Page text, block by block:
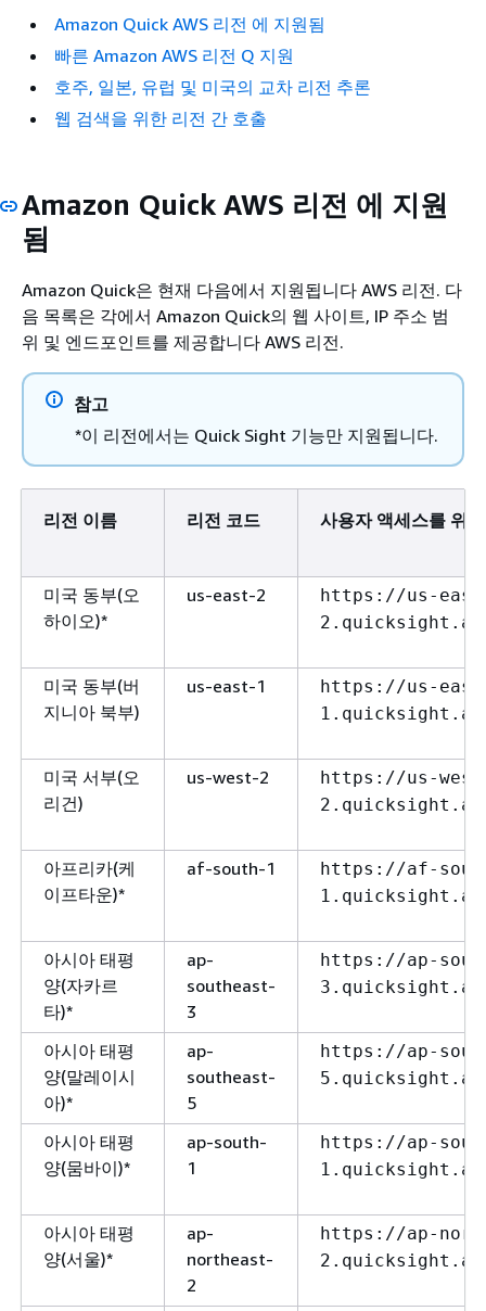
Amazon Quick AWS 리전 에 지원됨
빠른 Amazon AWS 리전 Q 지원
호주, 일본, 유럽 및 미국의 교차 리전 추론
웹 검색을 위한 리전 간 호출
Amazon Quick AWS 리전 에 지원
됨
Amazon Quick은 현재 다음에서 지원됩니다 AWS 리전. 다
음 목록은 각에서 Amazon Quick의 웹 사이트, IP 주소 범
위 및 엔드포인트를 제공합니다 AWS 리전.
참고
*이 리전에서는 Quick Sight 기능만 지원됩니다.
리전 이름 리전 코드 사용자 액세스를 위
미국 동부(오
하이오)*
us-east-2
https://us-
미국 동부(버
지니아 북부)
us-east-1
https://us-
미국 서부(오
리건)
us-west-2
https://us-
아프리카(케
이프타운)*
af-south-1
https://af-
아시아 태평
양(자카르
타)*
ap-
southeast-
3
https://ap-
아시아 태평
양(말레이시
아)*
ap-
southeast-
5
https://ap-
아시아 태평
양(뭄바이)*
ap-south-
1
https://ap-
아시아 태평
양(서울)*
ap-
northeast-
2
https://ap-